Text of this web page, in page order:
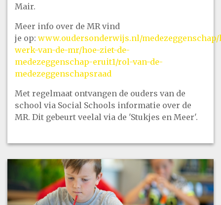
Mair.
Meer info over de MR vind
je op: www.oudersonderwijs.nl/medezeggenschap/
werk-van-de-mr/hoe-ziet-de-
medezeggenschap-eruit1/rol-van-de-
medezeggenschapsraad
Met regelmaat ontvangen de ouders van de
school via Social Schools informatie over de
MR. Dit gebeurt veelal via de 'Stukjes en Meer'.